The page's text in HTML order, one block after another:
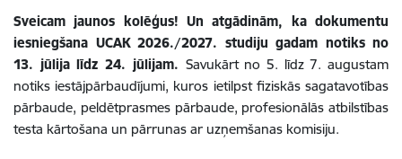
Sveicam jaunos kolēģus! Un atgādinām, ka dokumentu
iesniegšana UCAK 2026./2027. studiju gadam notiks no
13. jūlija līdz 24. jūlijam. Savukārt no 5. līdz 7. augustam
notiks iestājpārbaudījumi, kuros ietilpst fiziskās sagatavotības
pārbaude, peldētprasmes pārbaude, profesionālās atbilstības
testa kārtošana un pārrunas ar uzņemšanas komisiju.